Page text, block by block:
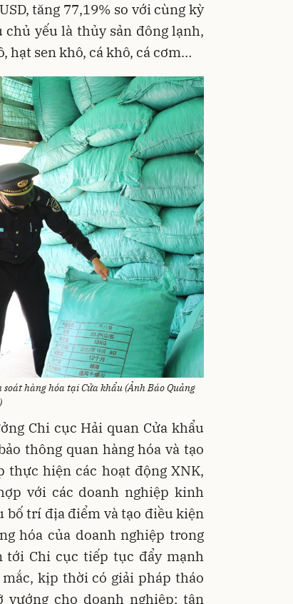
tăng 77,19% so với cùng kỳ
chủ yếu là thủy sản đông lạnh,
hạt sen khô, cá khô, cá cơm…
hàng hóa tại Cửa khẩu (Ảnh Báo Quảng
Chi cục Hải quan Cửa khẩu
thông quan hàng hóa và tạo
hiện các hoạt động XNK,
với các doanh nghiệp kinh
bố trí địa điểm và tạo điều kiện
hóa của doanh nghiệp trong
tới Chi cục tiếp tục đẩy mạnh
kịp thời có giải pháp tháo
vướng cho doanh nghiệp; tận